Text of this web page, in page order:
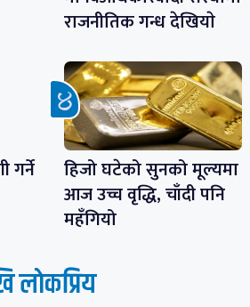
राजनीतिक गन्ध देखियाे
गर्ने
हिजो घटेको सुनको मूल्यमा
आज उच्च वृद्धि, चाँदी पनि
महँगियो
लाेकप्रिय